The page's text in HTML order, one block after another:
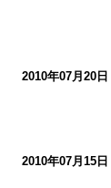
2010年07月20日
2010年07月15日